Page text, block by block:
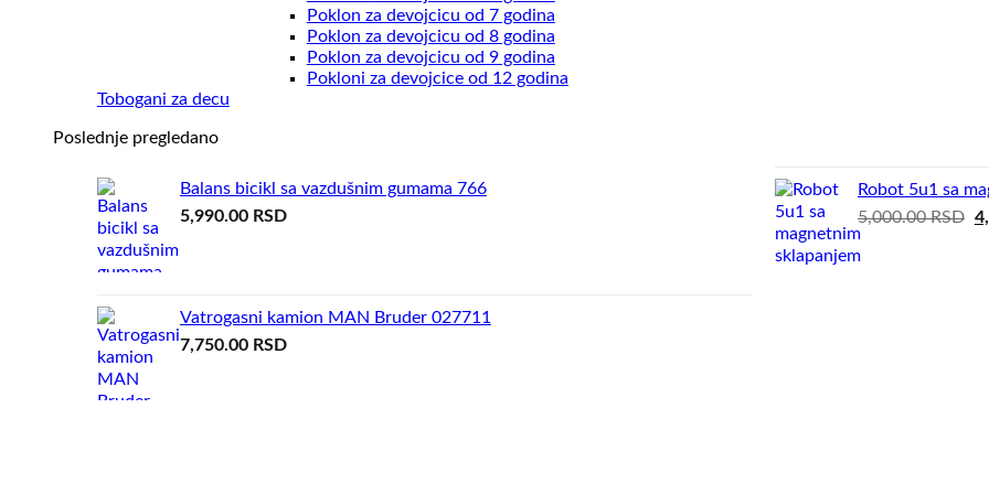
Poklon za devojcicu od 7 godina
Poklon za devojcicu od 8 godina
Poklon za devojcicu od 9 godina
Pokloni za devojcice od 12 godina
Tobogani za decu
Poslednje pregledano
Balans bicikl sa vazdušnim gumama 766
5,990.00 RSD
Robot 5u1 sa
5,000.00RSD
Vatrogasni kamion MAN Bruder 027711
7,750.00 RSD